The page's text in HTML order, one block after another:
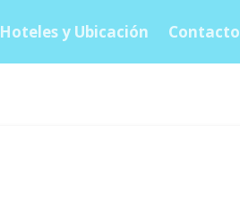
Hoteles y Ubicación Contacto